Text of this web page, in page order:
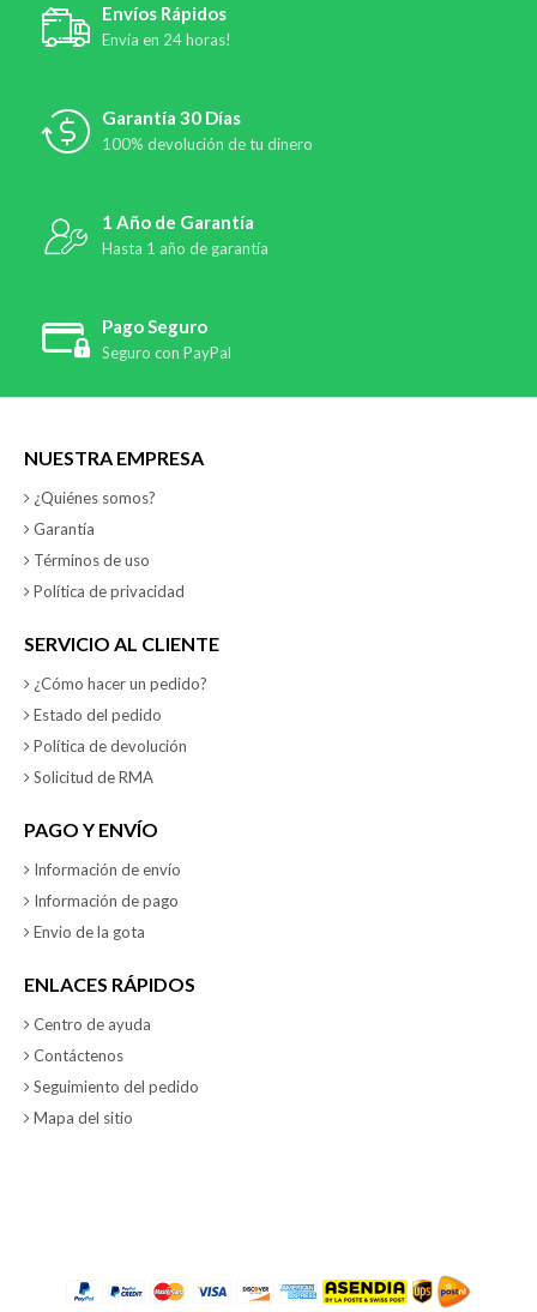
Envíos Rápidos
Envía en 24 horas!
Garantía 30 Días
100% devolución de tu dinero
1 Año de Garantía
Hasta 1 año de garantía
Pago Seguro
Seguro con PayPal
NUESTRA EMPRESA
¿Quiénes somos?
Garantía
Términos de uso
Política de privacidad
SERVICIO AL CLIENTE
¿Cómo hacer un pedido?
Estado del pedido
Política de devolución
Solicitud de RMA
PAGO Y ENVÍO
Información de envío
Información de pago
Envio de la gota
ENLACES RÁPIDOS
Centro de ayuda
Contáctenos
Seguimiento del pedido
Mapa del sitio